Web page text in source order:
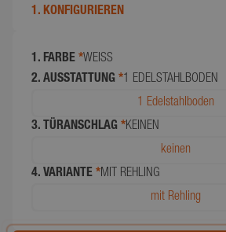
1. KONFIGURIEREN
1. FARBE *WEISS
2. AUSSTATTUNG *1 EDELSTAHLBODEN
1 Edelstahlboden
3. TÜRANSCHLAG *KEINEN
keinen
4. VARIANTE *MIT REHLING
mit Rehling